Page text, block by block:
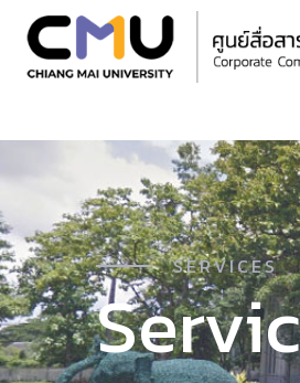
SERVICES